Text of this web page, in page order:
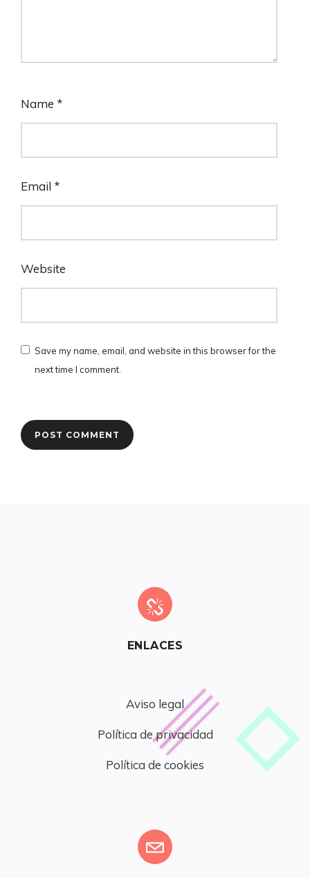
Name *
Email *
Website
Save my name, email, and website in this browser for the
next time I comment.
ENLACES
Aviso legal
Política de privacidad
Política de cookies